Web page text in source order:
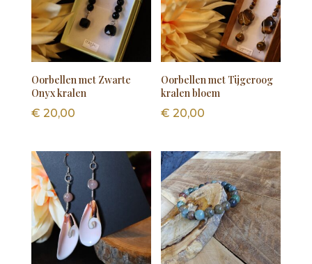
Oorbellen met Zwarte
Onyx kralen
€ 20,00
Oorbellen met Tijgeroog
kralen bloem
€ 20,00